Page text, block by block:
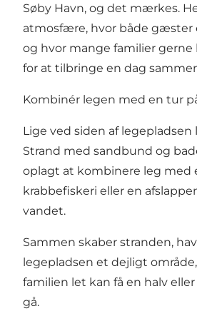
Søby Havn, og det mærkes.
atmosfære, hvor både gæster
og hvor mange familier gerne
for at tilbringe en dag
Kombinér legen med en tur
Lige ved siden af legepladsen
Strand med sandbund og
oplagt at kombinere leg med
krabbefiskeri eller en
vandet.
Sammen skaber stranden,
legepladsen et dejligt
familien let kan få en halv
gå.